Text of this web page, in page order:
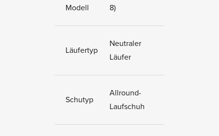
Modell
8)
Läufertyp
Neutraler
Läufer
Schutyp
Allround-
Laufschuh